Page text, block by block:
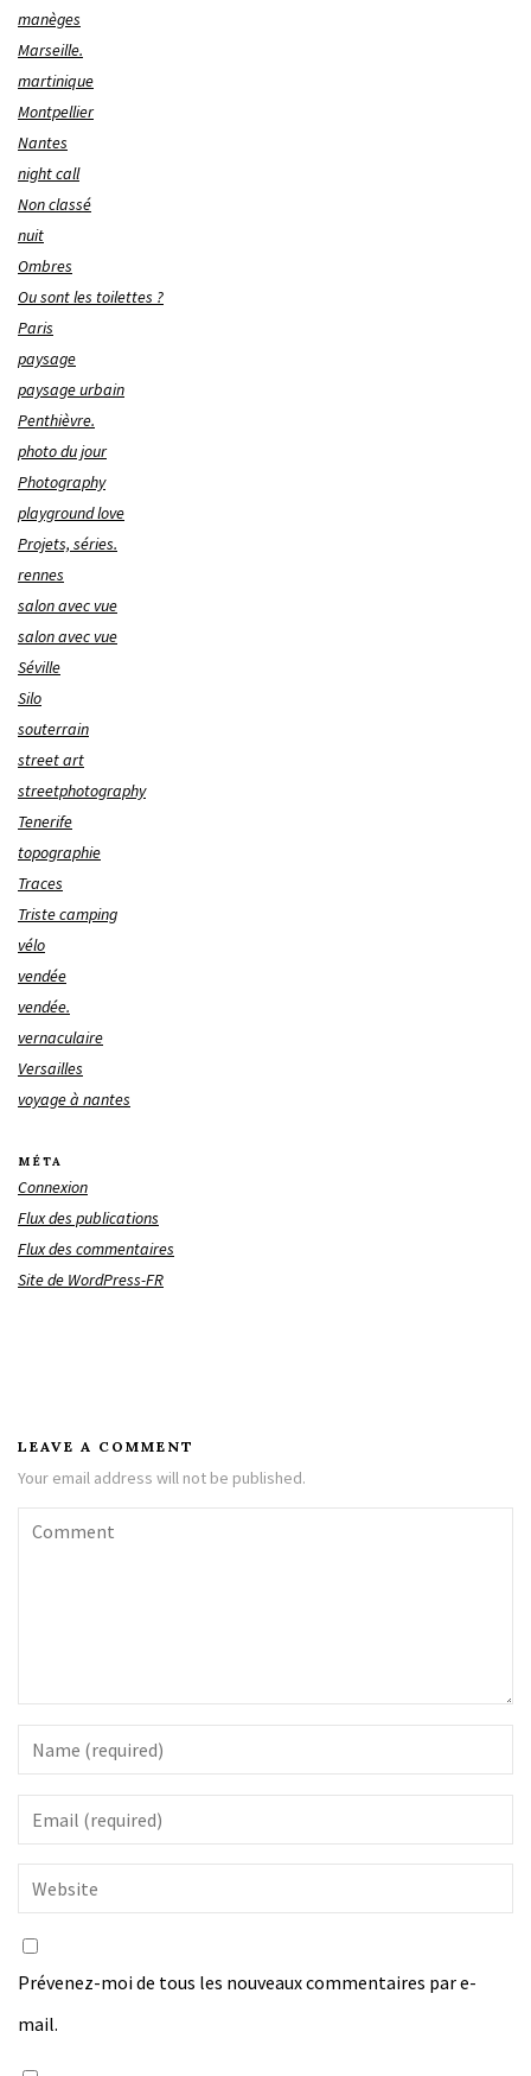
manèges
Marseille.
martinique
Montpellier
Nantes
night call
Non classé
nuit
Ombres
Ou sont les toilettes ?
Paris
paysage
paysage urbain
Penthièvre.
photo du jour
Photography
playground love
Projets, séries.
rennes
salon avec vue
salon avec vue
Séville
Silo
souterrain
street art
streetphotography
Tenerife
topographie
Traces
Triste camping
vélo
vendée
vendée.
vernaculaire
Versailles
voyage à nantes
MÉTA
Connexion
Flux des publications
Flux des commentaires
Site de WordPress-FR
LEAVE A COMMENT
Your email address will not be published.
Prévenez-moi de tous les nouveaux commentaires par e-
mail.